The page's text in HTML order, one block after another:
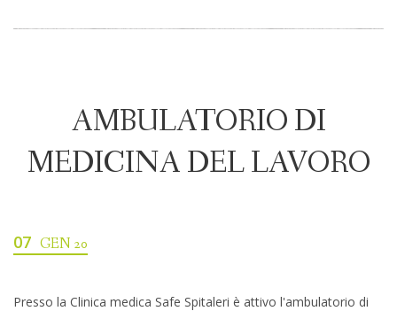
AMBULATORIO DI
MEDICINA DEL LAVORO
07 GEN 20
Presso la Clinica medica Safe Spitaleri è attivo l'ambulatorio di